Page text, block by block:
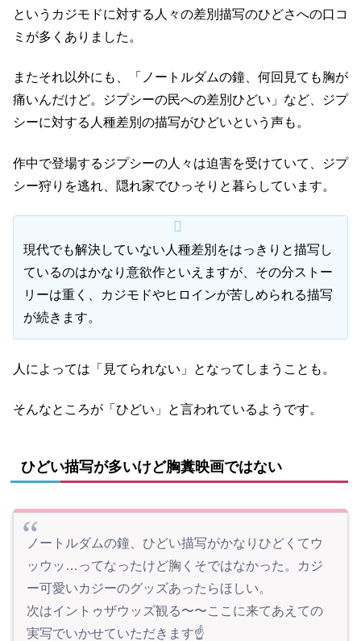
というカジモドに対する人々の差別描写のひどさへの口コ
ミが多くありました。
またそれ以外にも、「ノートルダムの鐘、何回見ても胸が
痛いんだけど。ジプシーの民への差別ひどい」など、ジプ
シーに対する人種差別の描写がひどいという声も。
作中で登場するジプシーの人々は迫害を受けていて、ジプ
シー狩りを逃れ、隠れ家でひっそりと暮らしています。
現代でも解決していない人種差別をはっきりと描写し
ているのはかなり意欲作といえますが、その分ストー
リーは重く、カジモドやヒロインが苦しめられる描写
が続きます。
人によっては「見てられない」となってしまうことも。
そんなところが「ひどい」と言われているようです。
ひどい描写が多いけど胸糞映画ではない
ノートルダムの鐘、ひどい描写がかなりひどくてウ
ッウッ…ってなったけど胸くそではなかった。カジ
ー可愛いカジーのグッズあったらほしい。
次はイントゥザウッズ観る〜〜ここに来てあえての
実写でいかせていただきます☝️